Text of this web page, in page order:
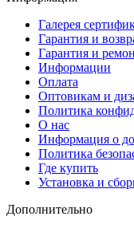
Галерея
Гарантия и
Гарантия и
Информации
Оплата
Оптовикам и
Политика
О нас
Информация о
Политика
Где купить
Установка и
Дополнительно